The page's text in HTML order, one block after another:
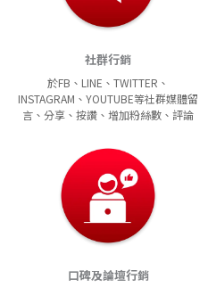
社群行銷
於FB、LINE、TWITTER、
INSTAGRAM、YOUTUBE等社群媒體留
言、分享、按讚、增加粉絲數、評論
口碑及論壇行銷